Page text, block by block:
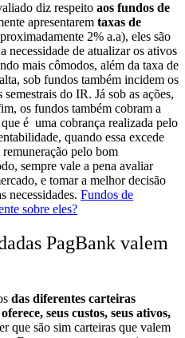
diz respeito aos fundos de
apresentarem taxas de
2% a.a), eles são
necessidade de atualizar os ativos
mais cômodos, além da taxa de
sob fundos também incidem os
do IR. Já sob as ações,
os fundos também cobram a
é uma cobrança realizada pelo
quando essa excede
pelo bom
sempre vale a pena avaliar
e tomar a melhor decisão
necessidades. Fundos de
sobre eles?
PagBank valem
das diferentes carteiras
seus custos, seus ativos,
que são sim carteiras que valem